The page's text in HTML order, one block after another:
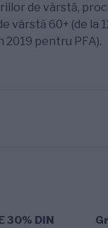
de vârstă,
60+ (de la
2019 pentru PFA).
30% DIN